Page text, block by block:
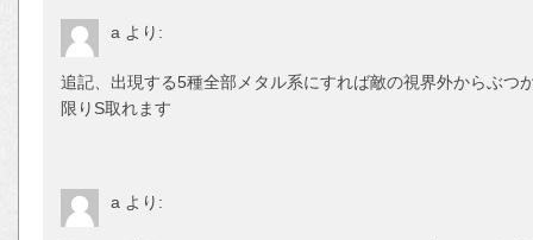
a より:
追記、出現する5種全部メタル系にすれば敵の視界外からぶつ
限りS取れます
a より: